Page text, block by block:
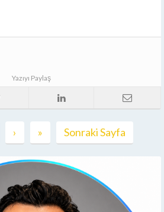
Yazıyı Paylaş
› » Sonraki Sayfa